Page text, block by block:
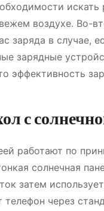
воздухе․ Во-
заряда в случае,
зарядные
эффективность
с
работают по
солнечная
затем
через